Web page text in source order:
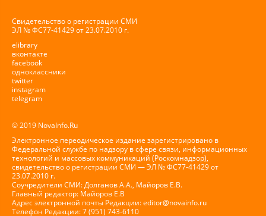
Свидетельство о регистрации СМИ
ЭЛ № ФС77-41429 от 23.07.2010 г.
elibrary
вконтакте
facebook
одноклассники
twitter
instagram
telegram
© 2019 NovaInfo.Ru
Электронное переодическое издание зарегистрировано в
Федеральной службе по надзору в сфере связи, информационных
технологий и массовых коммуникаций (Роскомнадзор),
свидетельство о регистрации СМИ — ЭЛ № ФС77-41429 от
23.07.2010 г.
Соучредители СМИ: Долганов А.А., Майоров Е.В.
Главный редактор: Майоров Е.В
Адрес электронной почты Редакции:editor@novainfo.ru
Телефон Редакции: 7 (951) 743-6110